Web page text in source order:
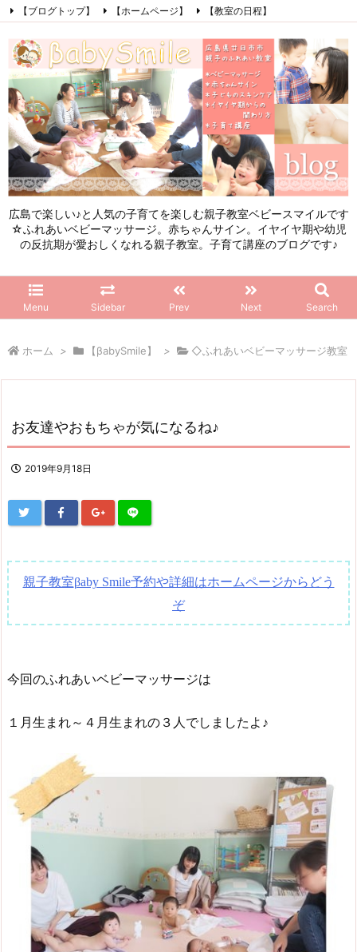
広島で楽しい♪と人気の子育てを楽しむ親子教室ベビースマイルです
☆ふれあいベビーマッサージ。赤ちゃんサイン。イヤイヤ期や幼児
の反抗期が愛おしくなれる親子教室。子育て講座のブログです♪
Menu Sidebar Prev Next Search
【ブログトップ】 【ホームページ】
【教室の日程】
【初めてこのブログを見る方へ】
Facebook Instagram
LINE
RSS
Feedly
ホーム > 【βabySmile】 > ◇ふれあいベビーマッサージ教室
お友達やおもちゃが気になるね♪
2019年9月18日
親子教室βaby Smile予約や詳細はホームページからどう
ぞ
今回のふれあいベビーマッサージは
１月生まれ～４月生まれの３人でしましたよ♪